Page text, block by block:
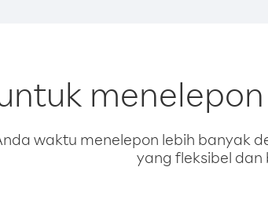
waktu menelepon lebih banyak
yang fleksibel